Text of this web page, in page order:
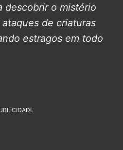
descobrir o mistério
de criaturas
estragos em todo